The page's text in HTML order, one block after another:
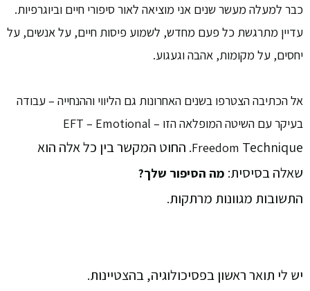
כבר למעלה מעשר שנים אני מוציאה לאור סיפורי חיים וביוגרפיות.
עדיין מתרגשת כל פעם מחדש, לשמוע פיסות חיים, על אנשים, על
יחסים, על מקומות, אהבה וגעגוע.
אל הכתיבה הצטרפו בשנים האחרונות גם הליווי וההנחייה – עבודה
בעיקר עם השיטה המופלאה הזו – EFT – Emotional
Freedom Technique.
החוט המקשר בין כל אלה הוא
שאלה בסיסית: מה הסיפור שלך?
התשובות מגוונות מרתקות.
יש לי תואר ראשון בפסיכולוגיה, בהצטיינות.